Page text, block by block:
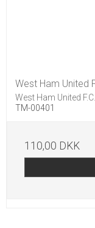
West Ham United
West Ham United F.C.
TM-00401
110,00 DKK